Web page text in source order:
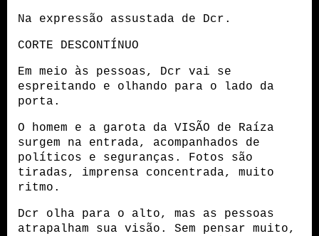
Na expressão assustada de Dcr.
CORTE DESCONTÍNUO
Em meio às pessoas, Dcr vai se
espreitando e olhando para o lado da
porta.
O homem e a garota da VISÃO de Raíza
surgem na entrada, acompanhados de
políticos e seguranças. Fotos são
tiradas, imprensa concentrada, muito
ritmo.
Dcr olha para o alto, mas as pessoas
atrapalham sua visão. Sem pensar muito,